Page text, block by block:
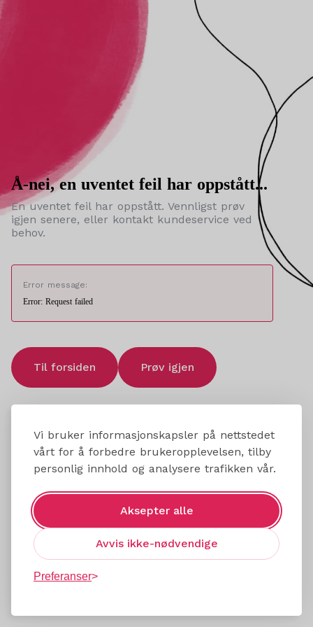
Vi bruker informasjonskapsler på nettstedet
vårt for å forbedre brukeropplevelsen, tilby
personlig innhold og analysere trafikken vår.
Aksepter alle
Avvis ikke-nødvendige
Preferanser
Å-nei, en uventet feil har oppstått...
En uventet feil har oppstått. Vennligst prøv
igjen senere, eller kontakt kundeservice ved
behov.
Error message:
Error: Request failed
Til forsiden Prøv igjen